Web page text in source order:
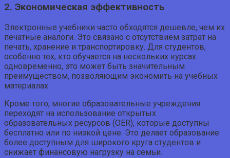
2. Экономическая эффективность
Электронные учебники часто обходятся дешевле, чем их
печатные аналоги. Это связано с отсутствием затрат на
печать, хранение и транспортировку. Для студентов,
особенно тех, кто обучается на нескольких курсах
одновременно, это может быть значительным
преимуществом, позволяющим экономить на учебных
материалах.
Кроме того, многие образовательные учреждения
переходят на использование открытых
образовательных ресурсов (OER), которые доступны
бесплатно или по низкой цене. Это делает образование
более доступным для широкого круга студентов и
снижает финансовую нагрузку на семьи.